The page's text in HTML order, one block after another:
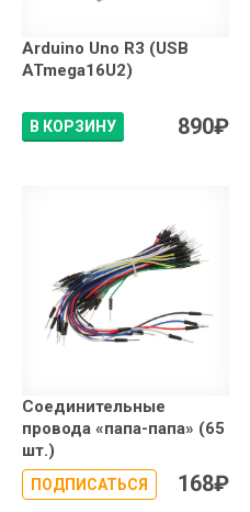
Arduino Uno R3 (USB
ATmega16U2)
В КОРЗИНУ 890₽
Соединительные
провода «папа-папа» (65
шт.)
ПОДПИСАТЬСЯ 168₽